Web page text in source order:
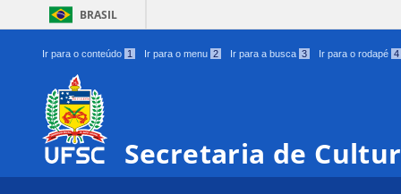
BRASIL
Ir para o conteúdo 1 Ir para o menu 2 Ir para a busca 3 Ir para o rodapé 4
Secretaria de